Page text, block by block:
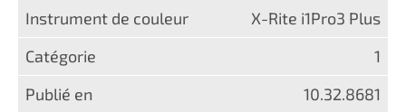
X-Rite i1Pro3 Plus
1
10.32.8681